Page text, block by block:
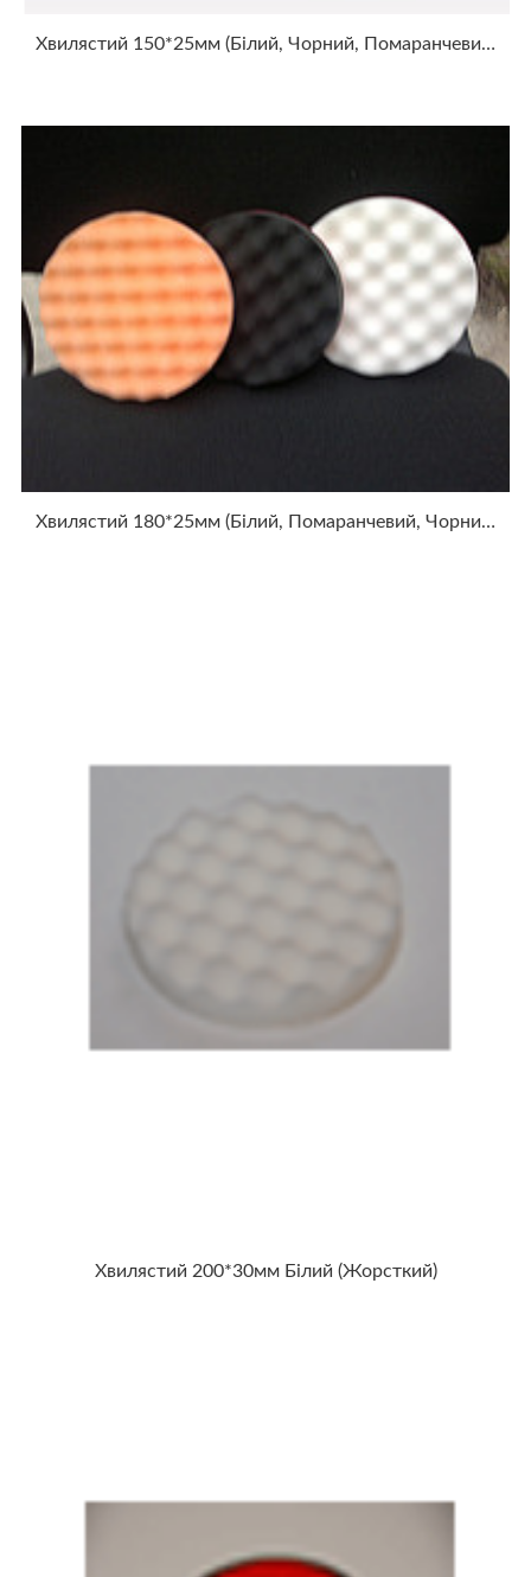
Хвилястий 150*25мм (білий, Чорний, Помаранчевий, Жовтий)
Хвилястий 180*25мм (білий, Помаранчевий, Чорний)
Хвилястий 200*30мм Білий (жорсткий)